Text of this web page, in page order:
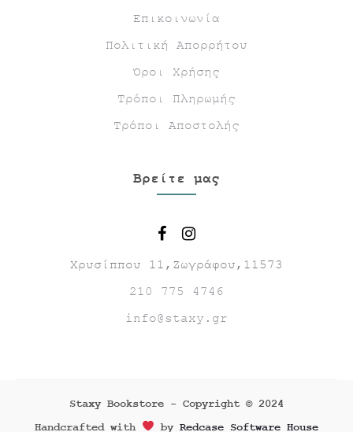
Επικοινωνία
Πολιτική Απορρήτου
Όροι Χρήσης
Τρόποι Πληρωμής
Τρόποι Αποστολής
Βρείτε μας
Χρυσίππου 11,Ζωγράφου,11573
210 775 4746
info@staxy.gr
Staxy Bookstore - Copyright © 2024
Handcrafted with
by Redcase Software House